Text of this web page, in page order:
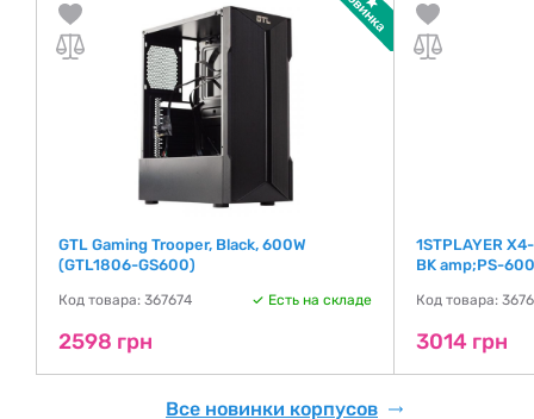
GTL Gaming Trooper, Black, 600W
(GTL1806-GS600)
Код товара: 367674 Есть на складе
2598 грн
1STPLAYER
BK amp;PS-
Код товара:
3014 грн
Все новинки корпусов